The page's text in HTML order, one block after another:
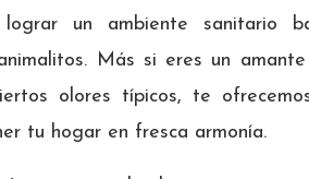
lograr un ambiente sanitario
Más si eres un
olores típicos, te
tu hogar en fresca armonía.